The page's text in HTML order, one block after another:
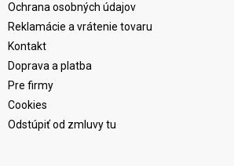
Ochrana osobných údajov
Reklamácie a vrátenie tovaru
Kontakt
Doprava a platba
Pre firmy
Cookies
Odstúpiť od zmluvy tu